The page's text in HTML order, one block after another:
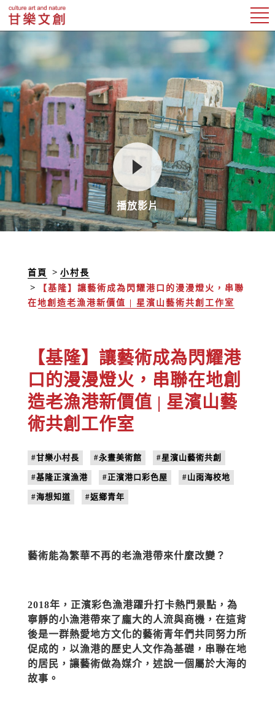
播放影片
首頁
小村長
【基隆】讓藝術成為閃耀港口的漫漫燈火，串聯
在地創造老漁港新價值 | 星濱山藝術共創工作室
【基隆】讓藝術成為閃耀港
口的漫漫燈火，串聯在地創
造老漁港新價值 | 星濱山藝
術共創工作室
#甘樂小村長 #永晝美術館 #星濱山藝術共創
#基隆正濱漁港 #正濱港口彩色屋 #山雨海校地
#海想知道 #返鄉青年
藝術能為繁華不再的老漁港帶來什麼改變？
2018年，正濱彩色漁港躍升打卡熱門景點，為
寧靜的小漁港帶來了龐大的人流與商機，在這背
後是一群熱愛地方文化的藝術青年們共同努力所
促成的，以漁港的歷史人文作為基礎，串聯在地
的居民，讓藝術做為媒介，述說一個屬於大海的
故事。